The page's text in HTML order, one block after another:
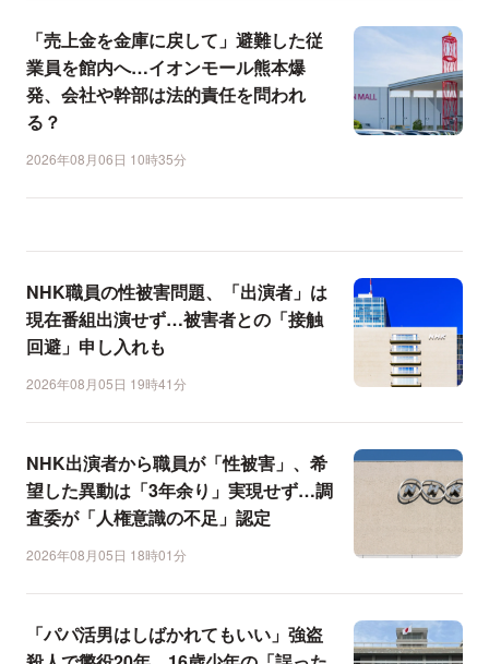
「売上金を金庫に戻して」避難した従
業員を館内へ…イオンモール熊本爆
発、会社や幹部は法的責任を問われ
る？
2026年08月06日 10時35分
NHK職員の性被害問題、「出演者」は
現在番組出演せず…被害者との「接触
回避」申し入れも
2026年08月05日 19時41分
NHK出演者から職員が「性被害」、希
望した異動は「3年余り」実現せず…調
査委が「人権意識の不足」認定
2026年08月05日 18時01分
「パパ活男はしばかれてもいい」強盗